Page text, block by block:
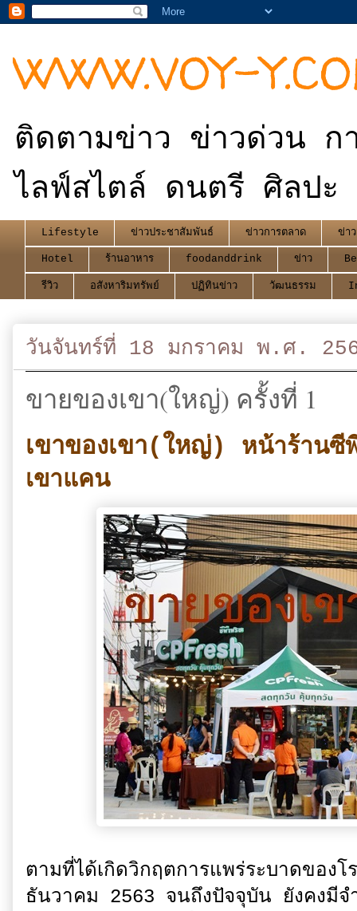
WWW.VOY-
ติดตามข่าว ข่าวด่วน ก
ไลฟ์สไตล์ ดนตรี ศิลปะ
Lifestyle ข่าวประชาสัมพันธ์ ข่าวการตลาด ข่า
Hotel ร้านอาหาร foodanddrink ข่าว
รีวิว อสังหาริมทรัพย์ ปฏิทินข่าว วัฒนธรรม
วันจันทร์ที่ 18 มกราคม พ.ศ.
ขายของเขา(ใหญ่) ครั้งที่ 1
เขาของเขา(ใหญ่) หน้าร้านซี
เขาแคน
ตามที่ได้เกิดวิกฤตการแพร่ระบาดขอ
ธันวาคม 2563 จนถึงปัจจุบัน ยังคงมีจ